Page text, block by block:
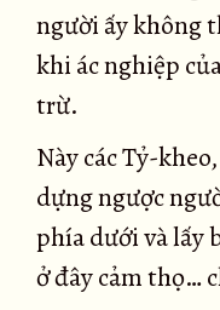
người ấy không
khi ác nghiệp
trừ.
Này các Tỷ-
dựng ngược
phía dưới và lấy
ở đây cảm thọ…